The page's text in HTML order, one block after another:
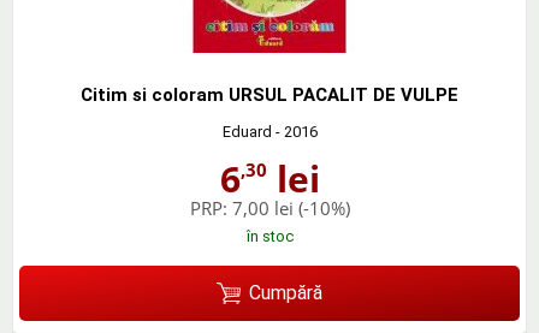
Citim si coloram URSUL PACALIT DE VULPE
Eduard - 2016
6,30 lei
PRP: 7,00 lei (-10%)
în stoc
Cumpără